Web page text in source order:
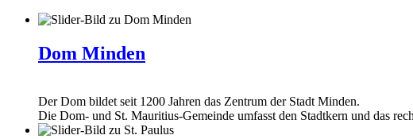
Dom Minden
Der Dom bildet seit 1200 Jahren das Zentrum der Stadt Minden.
Die Dom- und St. Mauritius-Gemeinde umfasst den Stadtkern und das